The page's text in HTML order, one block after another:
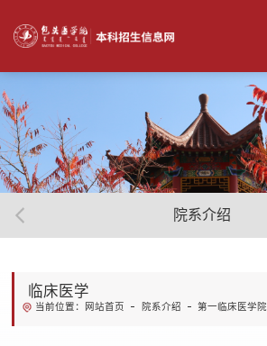
院系介绍
临床医学
当前位置： 网站首页 院系介绍 第一临床医学院